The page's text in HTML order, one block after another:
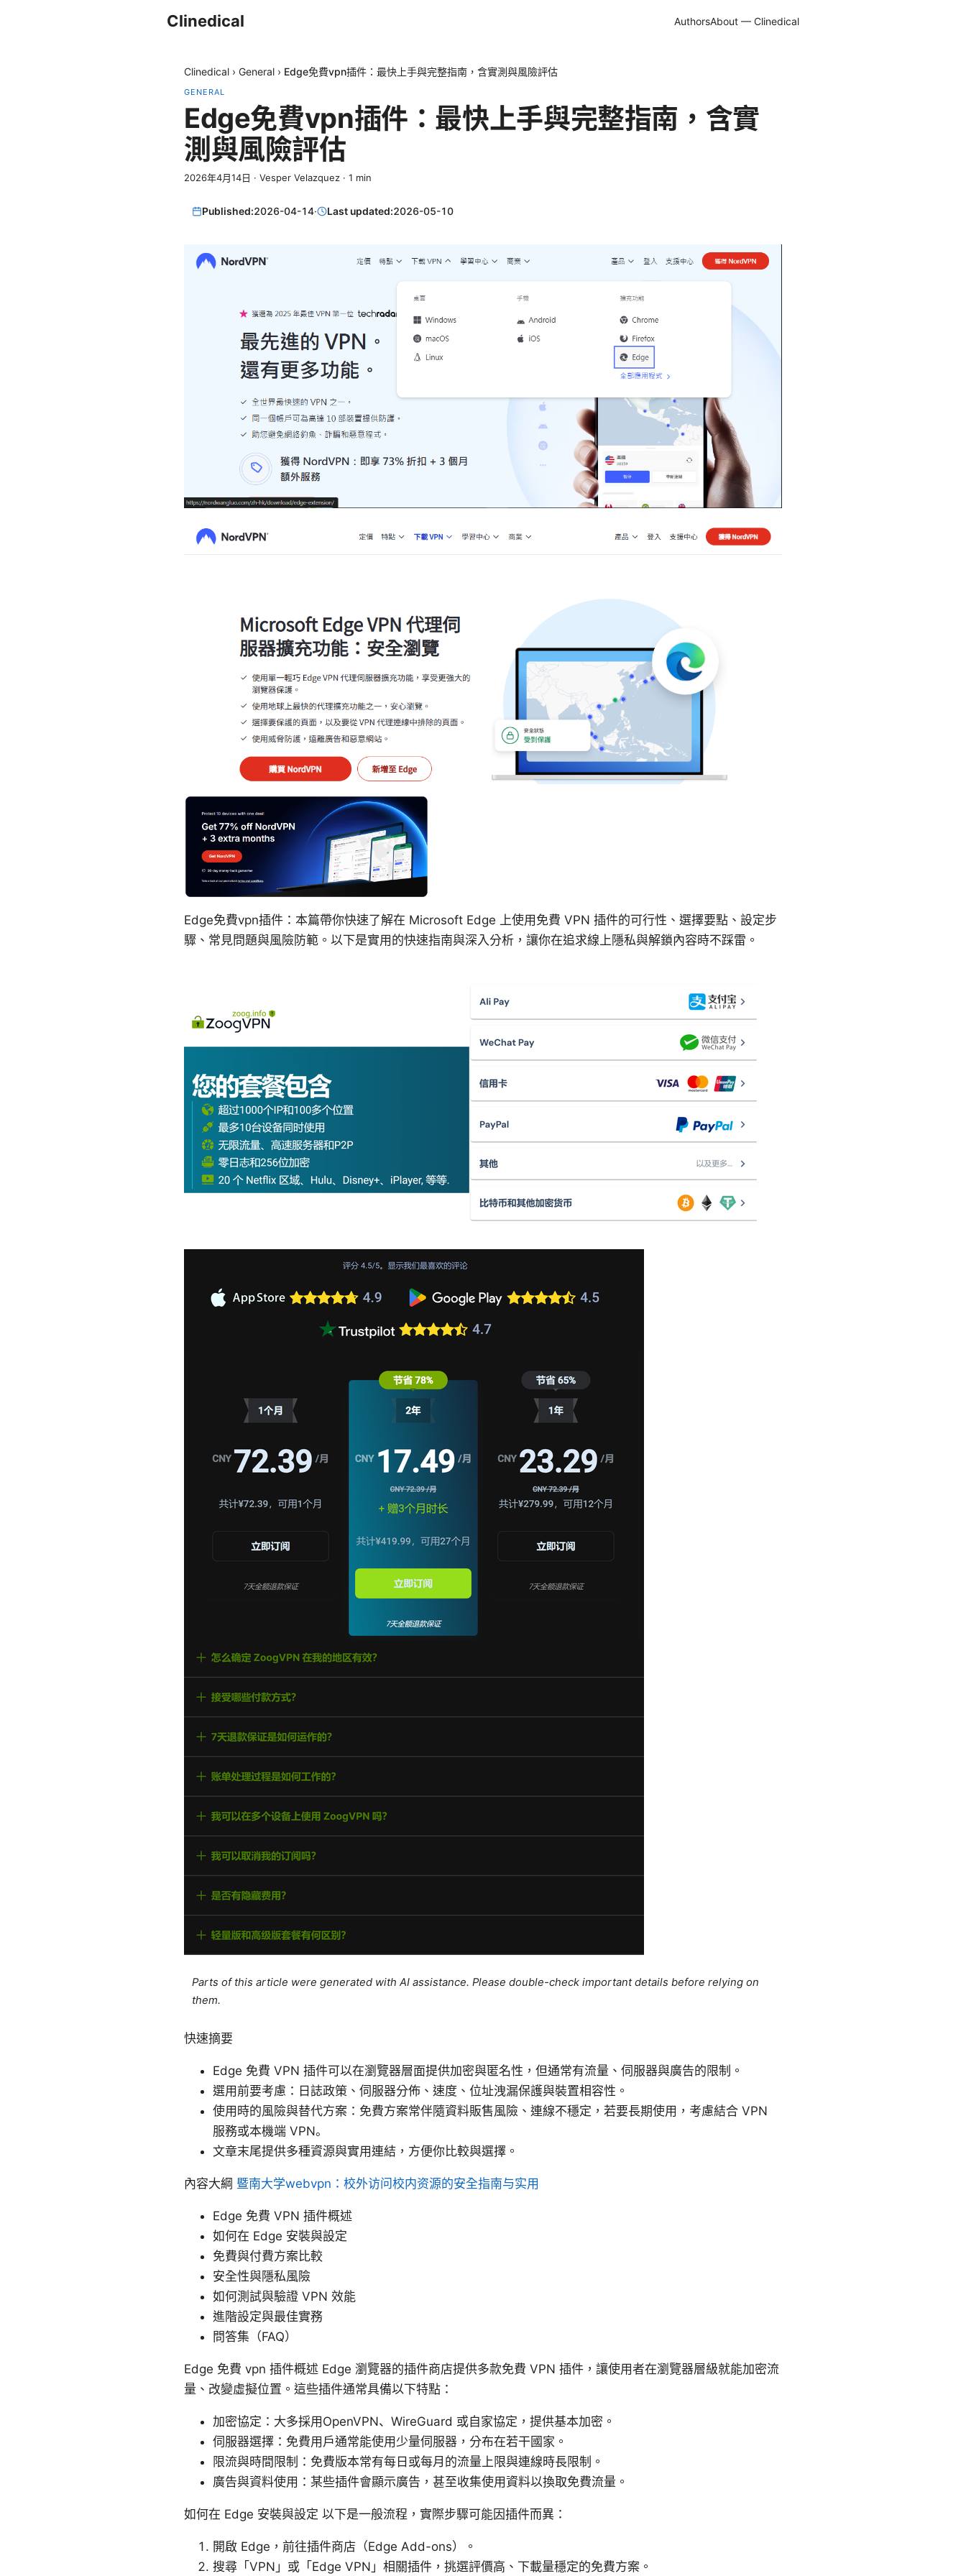
Clinedical AuthorsAbout — Clinedical
Clinedical › General › Edge免費vpn插件：最快上手與完整指南，含實測與風險評估
GENERAL
Edge免費vpn插件：最快上手與完整指南，含實
測與風險評估
2026年4月14日 · Vesper Velazquez · 1 min
Published:2026-04-14· Last updated:2026-05-10
Edge免費vpn插件：本篇帶你快速了解在 Microsoft Edge 上使用免費 VPN 插件的可行性、選擇要點、設定步
驟、常見問題與風險防範。以下是實用的快速指南與深入分析，讓你在追求線上隱私與解鎖內容時不踩雷。
Parts of this article were generated with AI assistance. Please double-check important details before relying on
them.
快速摘要
Edge 免費 VPN 插件可以在瀏覽器層面提供加密與匿名性，但通常有流量、伺服器與廣告的限制。
選用前要考慮：日誌政策、伺服器分佈、速度、位址洩漏保護與裝置相容性。
使用時的風險與替代方案：免費方案常伴隨資料販售風險、連線不穩定，若要長期使用，考慮結合 VPN
服務或本機端 VPN。
文章末尾提供多種資源與實用連結，方便你比較與選擇。
內容大綱 暨南大学webvpn：校外访问校内资源的安全指南与实用
Edge 免費 VPN 插件概述
如何在 Edge 安裝與設定
免費與付費方案比較
安全性與隱私風險
如何測試與驗證 VPN 效能
進階設定與最佳實務
問答集（FAQ）
Edge 免費 vpn 插件概述 Edge 瀏覽器的插件商店提供多款免費 VPN 插件，讓使用者在瀏覽器層級就能加密流
量、改變虛擬位置。這些插件通常具備以下特點：
加密協定：大多採用OpenVPN、WireGuard 或自家協定，提供基本加密。
伺服器選擇：免費用戶通常能使用少量伺服器，分布在若干國家。
限流與時間限制：免費版本常有每日或每月的流量上限與連線時長限制。
廣告與資料使用：某些插件會顯示廣告，甚至收集使用資料以換取免費流量。
如何在 Edge 安裝與設定 以下是一般流程，實際步驟可能因插件而異：
開啟 Edge，前往插件商店（Edge Add-ons）。
搜尋「VPN」或「Edge VPN」相關插件，挑選評價高、下載量穩定的免費方案。